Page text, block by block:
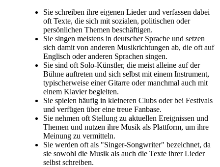
Sie schreiben ihre eigenen Lieder und verfassen dabei
oft Texte, die sich mit sozialen, politischen oder
persönlichen Themen beschäftigen.
Sie singen meistens in deutscher Sprache und setzen
sich damit von anderen Musikrichtungen ab, die oft auf
Englisch oder anderen Sprachen singen.
Sie sind oft Solo-Künstler, die meist alleine auf der
Bühne auftreten und sich selbst mit einem Instrument,
typischerweise einer Gitarre oder manchmal auch mit
einem Klavier begleiten.
Sie spielen häufig in kleineren Clubs oder bei Festivals
und verfügen über eine treue Fanbase.
Sie nehmen oft Stellung zu aktuellen Ereignissen und
Themen und nutzen ihre Musik als Plattform, um ihre
Meinung zu vermitteln.
Sie werden oft als "Singer-Songwriter" bezeichnet, da
sie sowohl die Musik als auch die Texte ihrer Lieder
selbst schreiben.